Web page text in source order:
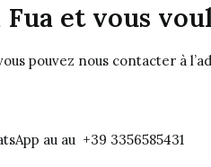
et vous
pouvez nous contacter à
au au +39 3356585431